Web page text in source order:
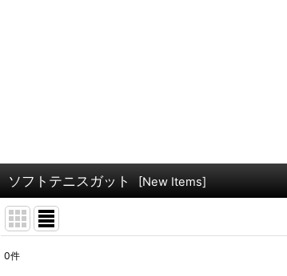
ソフトテニスガット [New Items]
0件